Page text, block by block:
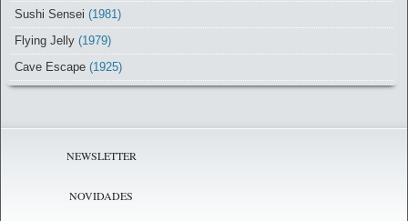
Sushi Sensei (1981)
Flying Jelly (1979)
Cave Escape (1925)
NEWSLETTER
NOVIDADES